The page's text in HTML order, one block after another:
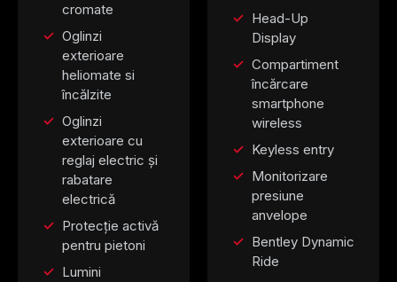
cromate
Oglinzi
exterioare
heliomate si
încălzite
Oglinzi
exterioare cu
reglaj electric și
rabatare
electrică
Protecție activă
pentru pietoni
Lumini
Head-Up
Display
Compartiment
încărcare
smartphone
wireless
Keyless entry
Monitorizare
presiune
anvelope
Bentley Dynamic
Ride